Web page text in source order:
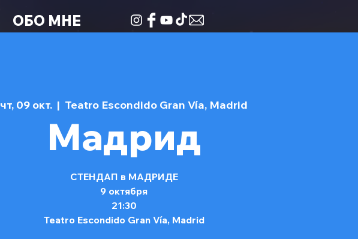
ОБО МНЕ
чт, 09 окт.
  |
Teatro Escondido Gran Vía, Madrid
Мадрид
СТЕНДАП в МАДРИДЕ
9 октября
21:30
Teatro Escondido Gran Vía, Madrid